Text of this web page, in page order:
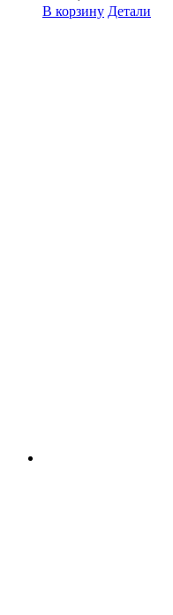
В корзину Детали